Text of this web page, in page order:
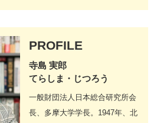
PROFILE
寺島 実郎
てらしま・じつろう
一般財団法人日本総合研究所会
長、多摩大学学長。1947年、北